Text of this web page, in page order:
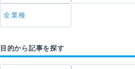
全業種
目的から記事を探す